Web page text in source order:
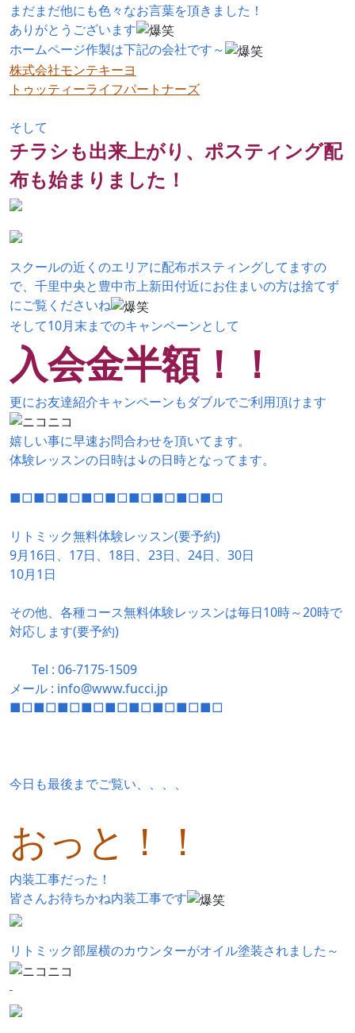
まだまだ他にも色々なお言葉を頂きました！
ありがとうございます
ホームページ作製は下記の会社です～
株式会社モンテキーヨ
トゥッティーライフパートナーズ
そして
チラシも出来上がり、ポスティング配
布も始まりました！
スクールの近くのエリアに配布ポスティングしてますの
で、千里中央と豊中市上新田付近にお住まいの方は捨てず
にご覧くださいね
そして10月末までのキャンペーンとして
入会金半額！！
更にお友達紹介キャンペーンもダブルでご利用頂けます
嬉しい事に早速お問合わせを頂いてます。
体験レッスンの日時は↓の日時となってます。
■□■□■□■□■□■□■□■□■□
リトミック無料体験レッスン(要予約)
9月16日、17日、18日、23日、24日、30日
10月1日
その他、各種コース無料体験レッスンは毎日10時～20時で
対応します(要予約)
Tel : 06-7175-1509
メール : info@www.fucci.jp
■□■□■□■□■□■□■□■□■□
今日も最後までご覧い、、、、
おっと！！
内装工事だった！
皆さんお待ちかね内装工事です
リトミック部屋横のカウンターがオイル塗装されました～